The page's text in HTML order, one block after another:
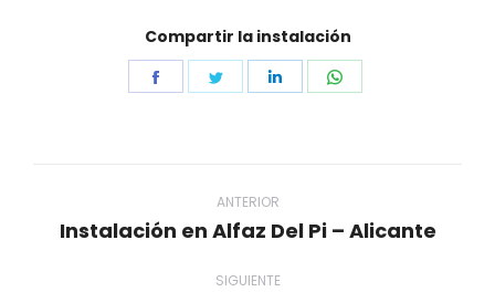
Compartir la instalación
Share
Share
Share
proyectos
ANTERIOR
Proyecto
Instalación en Alfaz Del Pi – Alicante
SIGUIENTE